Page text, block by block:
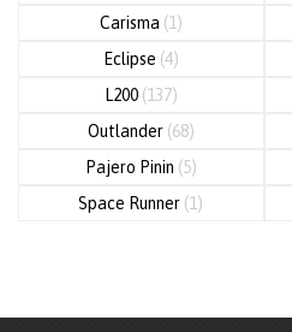
Carisma (1)
Eclipse (4)
L200 (137)
Outlander (68)
Pajero Pinin (5)
Space Runner (1)